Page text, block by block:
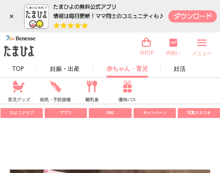
×
TOP 妊娠・出産 赤ちゃん・育児 妊活
SHOP 内祝い メニュー
育児グッズ 病気・予防接種 離乳食 優待パス
ひよこクラブ アプリ SNS キャンペーン 写真スタジオ